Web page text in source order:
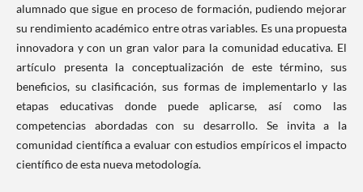
alumnado que sigue en proceso de formación, pudiendo mejorar
su rendimiento académico entre otras variables. Es una propuesta
innovadora y con un gran valor para la comunidad educativa. El
artículo presenta la conceptualización de este término, sus
beneficios, su clasificación, sus formas de implementarlo y las
etapas educativas donde puede aplicarse, así como las
competencias abordadas con su desarrollo. Se invita a la
comunidad científica a evaluar con estudios empíricos el impacto
científico de esta nueva metodología.